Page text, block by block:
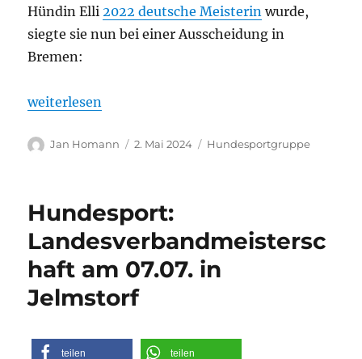
Hündin Elli2022 deutsche Meisterin wurde,
siegte sie nun bei einer Ausscheidung in
Bremen:
„Hundesport: Sandra Bryndel mit weiterem tollen
weiterlesen
Autor
Jan Homann
Veröffentlicht
2. Mai 2024 Kategorien
Hundesportgruppe
Hundesport:
Landesverbandmeistersc
haft am 07.07. in
Jelmstorf
teilen teilen